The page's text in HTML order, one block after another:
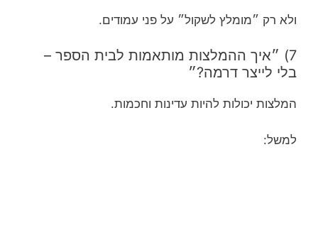
ולא רק ״מומלץ לשקול״ על פני עמודים.
7) ״איך ההמלצות מותאמות לבית הספר –
בלי לייצר דרמה?״
המלצות יכולות להיות עדינות וחכמות.
למשל: